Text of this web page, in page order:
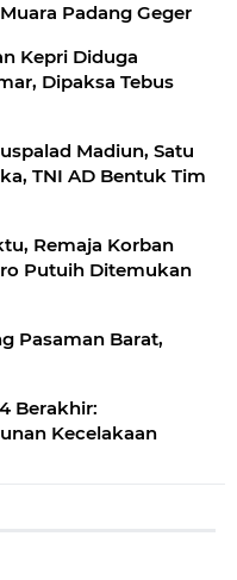
Padang Geger
Kepri Diduga
Dipaksa Tebus
Madiun, Satu
TNI AD Bentuk Tim
Remaja Korban
Putuih Ditemukan
Pasaman Barat,
Berakhir:
Kecelakaan